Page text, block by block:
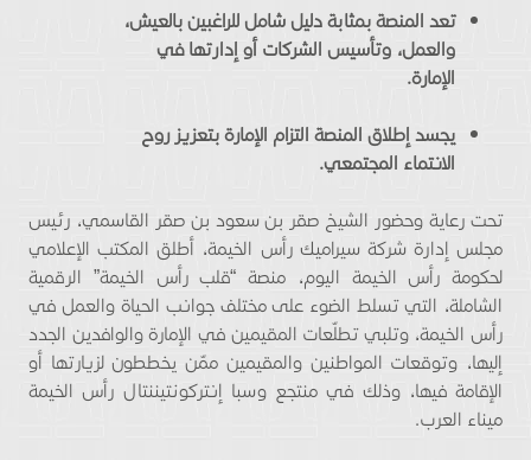
تعد المنصةبمثابة دليل شامل للراغبين بالعيش،
والعمل، وتأسيس الشركات أو إدارتها في
الإمارة.
يجسد إطلاق المنصة التزام الإمارة بتعزيز روح
الانتماء المجتمعي.
تحت رعاية وحضور الشيخ صقر بن سعود بن صقر القاسمي، رئيس
مجلس إدارة شركة سيراميك رأس الخيمة، أطلق المكتب الإعلامي
لحكومة رأس الخيمة اليوم، منصة “قلب رأس الخيمة” الرقمية
الشاملة، التي تسلط الضوء على مختلف جوانب الحياة والعمل في
رأس الخيمة، وتلبي تطلّعات المقيمين في الإمارة والوافدين الجدد
إليها، وتوقعات المواطنين والمقيمين ممّن يخططون لزيارتها أو
الإقامة فيها، وذلك في منتجع وسبا إنتركونتيننتال رأس الخيمة
ميناء العرب.